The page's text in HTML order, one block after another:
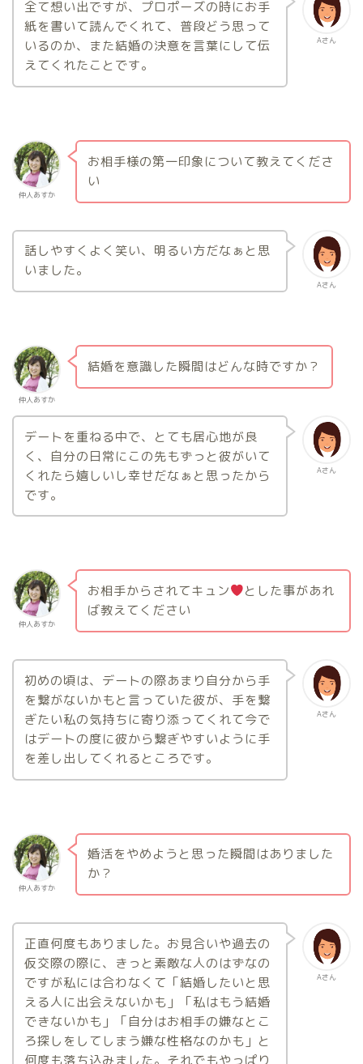
Aさん
全て想い出ですが、プロポーズの時にお手
紙を書いて読んでくれて、普段どう思って
いるのか、また結婚の決意を言葉にして伝
えてくれたことです。
仲人あすか
お相手様の第一印象について教えてくださ
い
Aさん
話しやすくよく笑い、明るい方だなぁと思
いました。
仲人あすか
結婚を意識した瞬間はどんな時ですか？
Aさん
デートを重ねる中で、とても居心地が良
く、自分の日常にこの先もずっと彼がいて
くれたら嬉しいし幸せだなぁと思ったから
です。
仲人あすか
お相手からされてキュン
とした事があれ
ば教えてください
Aさん
初めの頃は、デートの際あまり自分から手
を繋がないかもと言っていた彼が、手を繋
ぎたい私の気持ちに寄り添ってくれて今で
はデートの度に彼から繋ぎやすいように手
を差し出してくれるところです。
仲人あすか
婚活をやめようと思った瞬間はありました
か？
Aさん
正直何度もありました。お見合いや過去の
仮交際の際に、きっと素敵な人のはずなの
ですが私には合わなくて「結婚したいと思
える人に出会えないかも」「私はもう結婚
できないかも」「自分はお相手の嫌なとこ
ろ探しをしてしまう嫌な性格なのかも」と
何度も落ち込みました。それでもやっぱり